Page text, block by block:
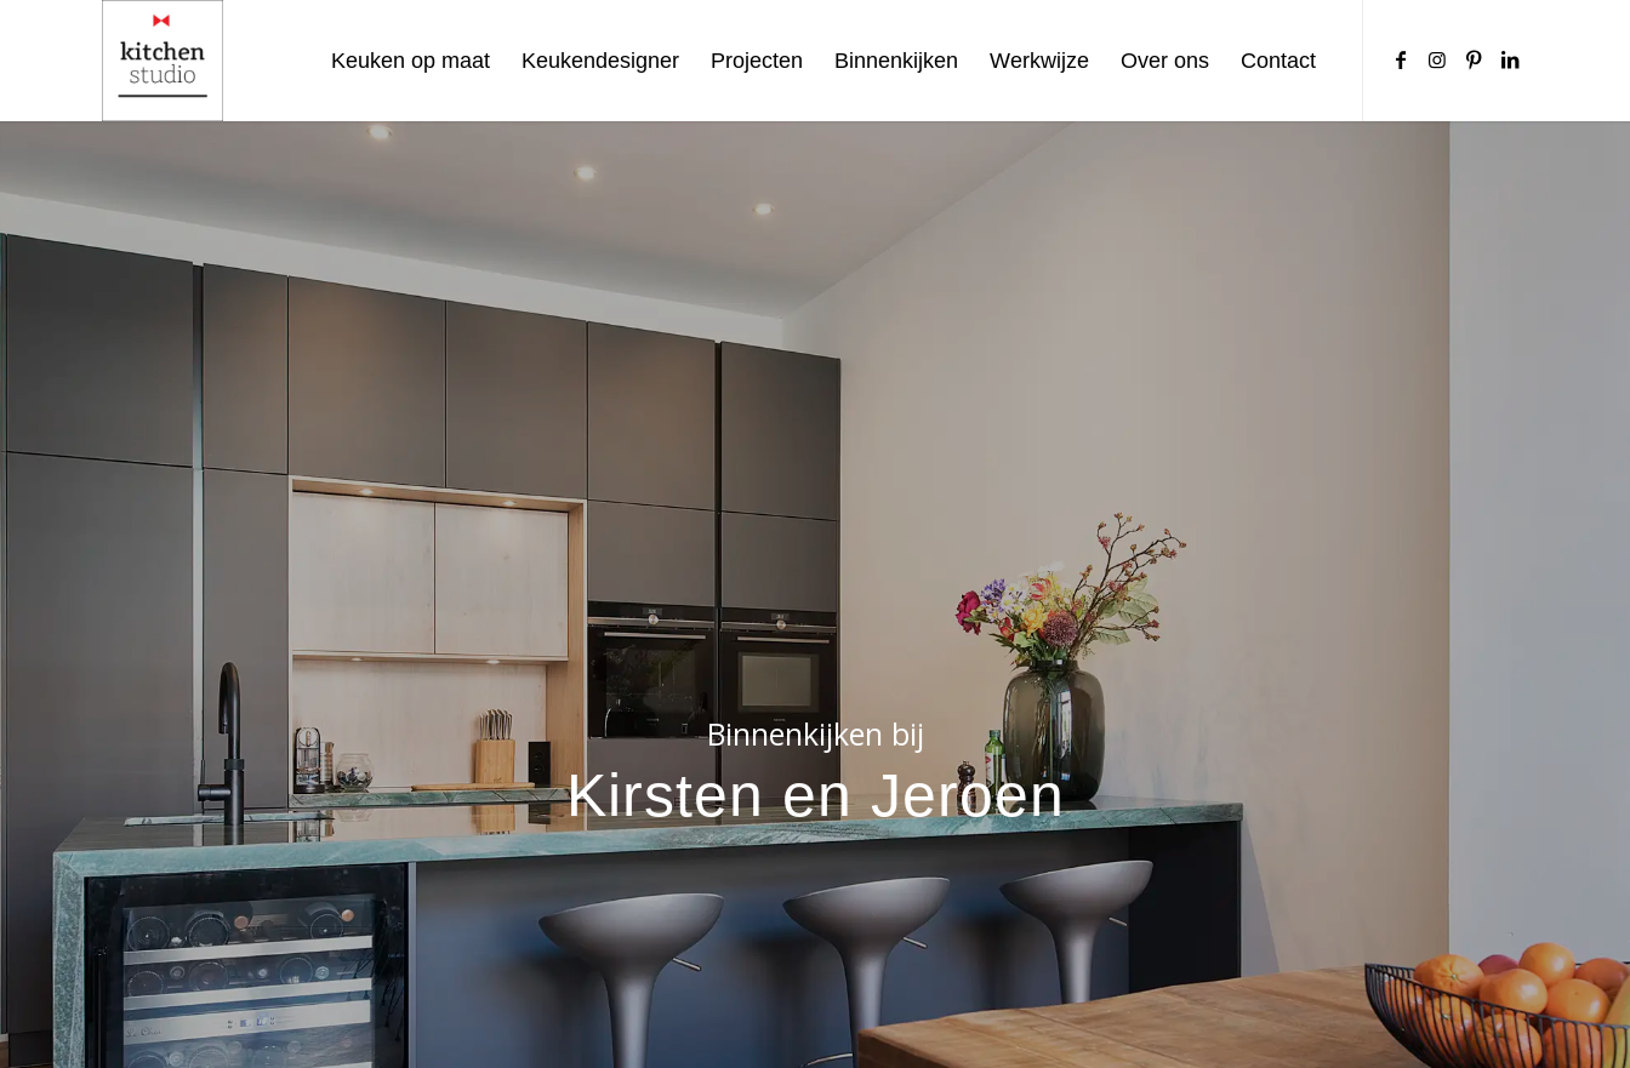
Keuken op maat Keukendesigner Projecten Binnenkijken Werkwijze Over ons Contact
Binnenkijken bij
Kirsten en Jeroen